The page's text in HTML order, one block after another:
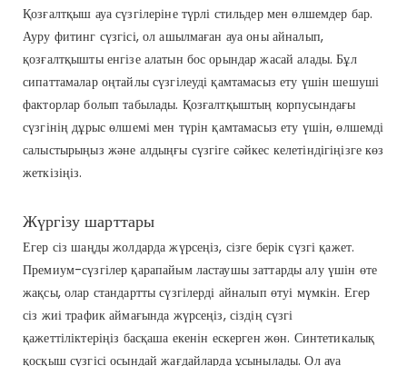
Қозғалтқыш ауа сүзгілеріне түрлі стильдер мен өлшемдер бар.
Ауру фитинг сүзгісі, ол ашылмаған ауа оны айналып,
қозғалтқышты енгізе алатын бос орындар жасай алады. Бұл
сипаттамалар оңтайлы сүзгілеуді қамтамасыз ету үшін шешуші
факторлар болып табылады. Қозғалтқыштың корпусындағы
сүзгінің дұрыс өлшемі мен түрін қамтамасыз ету үшін, өлшемді
салыстырыңыз және алдыңғы сүзгіге сәйкес келетіндігіңізге көз
жеткізіңіз.
Жүргізу шарттары
Егер сіз шаңды жолдарда жүрсеңіз, сізге берік сүзгі қажет.
Премиум-сүзгілер қарапайым ластаушы заттарды алу үшін өте
жақсы, олар стандартты сүзгілерді айналып өтуі мүмкін. Егер
сіз жиі трафик аймағында жүрсеңіз, сіздің сүзгі
қажеттіліктеріңіз басқаша екенін ескерген жөн. Синтетикалық
қосқыш сүзгісі осындай жағдайларда ұсынылады. Ол ауа